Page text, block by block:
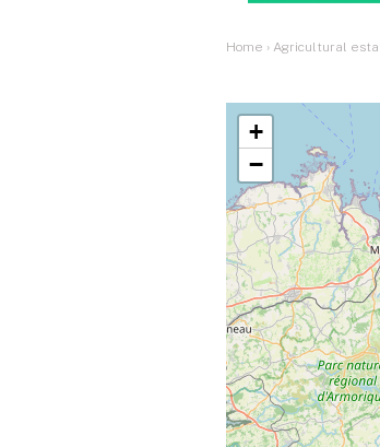
Home › Agricultural
+
−